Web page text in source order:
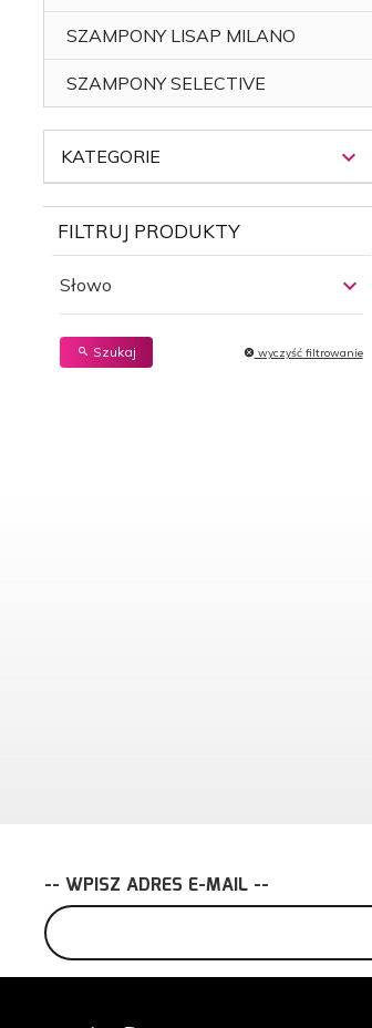
SZAMPONY LISAP MILANO
SZAMPONY SELECTIVE
KATEGORIE
FILTRUJ PRODUKTY
Słowo
Szukaj wyczyść filtrowanie
-- WPISZ ADRES E-MAIL --